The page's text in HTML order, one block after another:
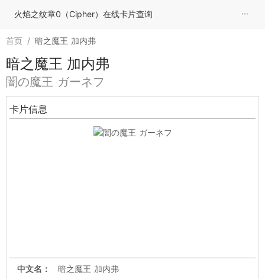
火焰之纹章0（Cipher）在线卡片查询 ···
首页 / 暗之魔王 加内弗
暗之魔王 加内弗
闇の魔王 ガーネフ
卡片信息
中文名： 暗之魔王 加内弗